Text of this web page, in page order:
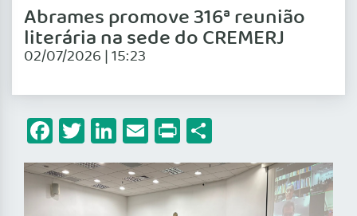
Abrames promove 316ª reunião
literária na sede do CREMERJ
02/07/2026 | 15:23
Facebook
Twitter
LinkedIn
Email
Print